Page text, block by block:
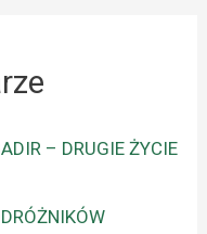
– DRUGIE ŻYCIE